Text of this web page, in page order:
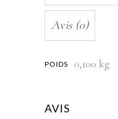
Avis (0)
POIDS 0,100 kg
AVIS